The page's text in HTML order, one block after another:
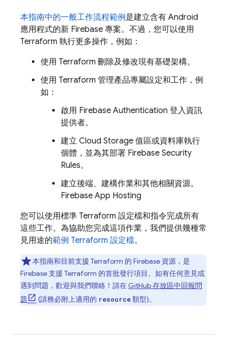
本指南中的一般工作流程範例是建立含有 Android
應用程式的新 Firebase 專案。不過，您可以使用
Terraform 執行更多操作，例如：
使用 Terraform 刪除及修改現有基礎架構。
使用 Terraform 管理產品專屬設定和工作，例
如：
啟用 Firebase Authentication 登入資訊
提供者。
建立 Cloud Storage 值區或資料庫執行
個體，並為其部署 Firebase Security
Rules。
建立後端、建構作業和其他相關資源。
Firebase App Hosting
您可以使用標準 Terraform 設定檔和指令完成所有
這些工作。為協助您完成這項作業，我們提供幾種常
見用途的範例 Terraform 設定檔。
本指南和目前支援 Terraform 的 Firebase 資源，是
Firebase 支援 Terraform 的首批發行項目。如有任何意見或
遇到問題，歡迎與我們聯絡！請在 GitHub 存放區中回報問
題
(請務必附上適用的 resource類型)。